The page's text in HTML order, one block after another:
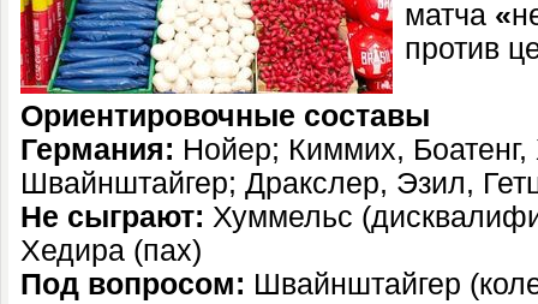
матча «
против
Ориентировочные составы
Германия: Нойер; Киммих,
Швайнштайгер; Дракслер, Эзил,
Не сыграют: Хуммельс
Хедира (пах)
Под вопросом: Швайнштайгер